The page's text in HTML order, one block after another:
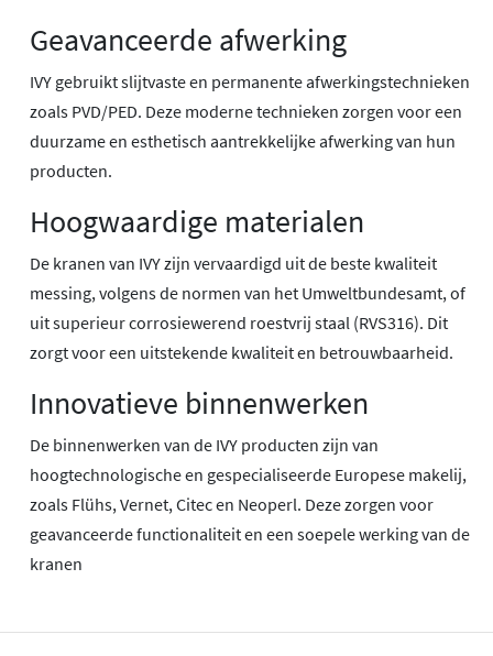
Geavanceerde afwerking
IVY gebruikt slijtvaste en permanente afwerkingstechnieken
zoals PVD/PED. Deze moderne technieken zorgen voor een
duurzame en esthetisch aantrekkelijke afwerking van hun
producten.
Hoogwaardige materialen
De kranen van IVY zijn vervaardigd uit de beste kwaliteit
messing, volgens de normen van het Umweltbundesamt, of
uit superieur corrosiewerend roestvrij staal (RVS316). Dit
zorgt voor een uitstekende kwaliteit en betrouwbaarheid.
Innovatieve binnenwerken
De binnenwerken van de IVY producten zijn van
hoogtechnologische en gespecialiseerde Europese makelij,
zoals Flühs, Vernet, Citec en Neoperl. Deze zorgen voor
geavanceerde functionaliteit en een soepele werking van de
kranen